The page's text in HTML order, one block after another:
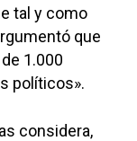
tal y como
que
1.000
políticos».
considera,